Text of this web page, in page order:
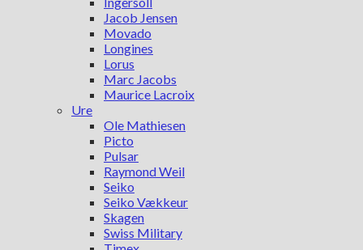
Jacob Jensen
Movado
Longines
Lorus
Marc Jacobs
Maurice Lacroix
Ure
Ole Mathiesen
Picto
Pulsar
Raymond Weil
Seiko
Seiko Vækkeur
Skagen
Swiss Military